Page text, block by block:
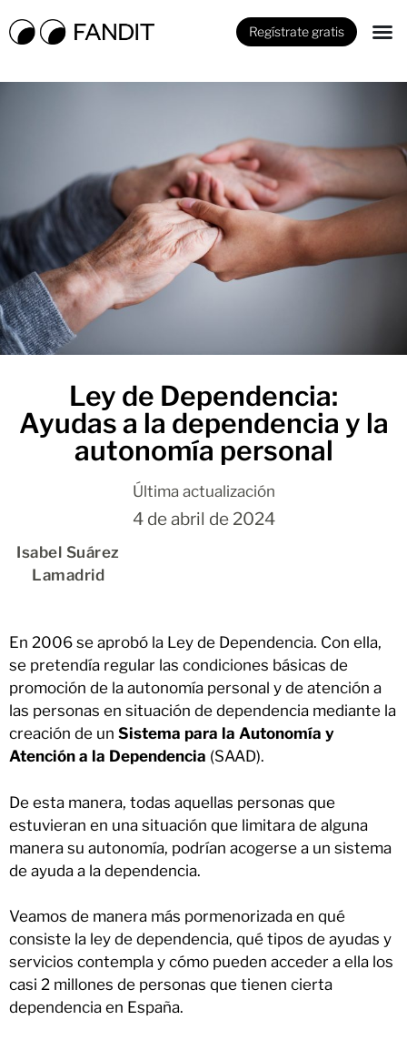
Regístrate gratis
Ley de Dependencia:
Ayudas a la dependencia y la
autonomía personal
Última actualización
4 de abril de 2024
Isabel Suárez
Lamadrid
En 2006 se aprobó la Ley de Dependencia. Con ella,
se pretendía regular las condiciones básicas de
promoción de la autonomía personal y de atención a
las personas en situación de dependencia mediante la
creación de un Sistema para la Autonomía y
Atención a la Dependencia (SAAD).
De esta manera, todas aquellas personas que
estuvieran en una situación que limitara de alguna
manera su autonomía, podrían acogerse a un sistema
de ayuda a la dependencia.
Veamos de manera más pormenorizada en qué
consiste la ley de dependencia, qué tipos de ayudas y
servicios contempla y cómo pueden acceder a ella los
casi 2 millones de personas que tienen cierta
dependencia en España.